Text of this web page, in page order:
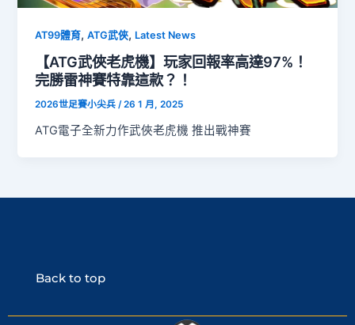
AT99體育,ATG武俠, Latest News
【ATG武俠老虎機】玩家回報率高達97%！
完勝雷神賽特靠這款？！
2026世足賽小尖兵/26 1 月, 2025
ATG電子全新力作武俠老虎機 推出戰神賽
Back to top